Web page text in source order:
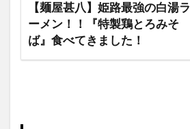
【麺屋甚八】姫路最強の白湯ラ
ーメン！！『特製鶏とろみそ
ば』食べてきました！